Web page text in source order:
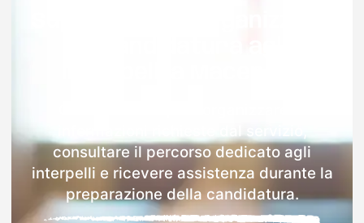
consultare il percorso dedicato agli
interpelli e ricevere assistenza durante la
preparazione della candidatura.